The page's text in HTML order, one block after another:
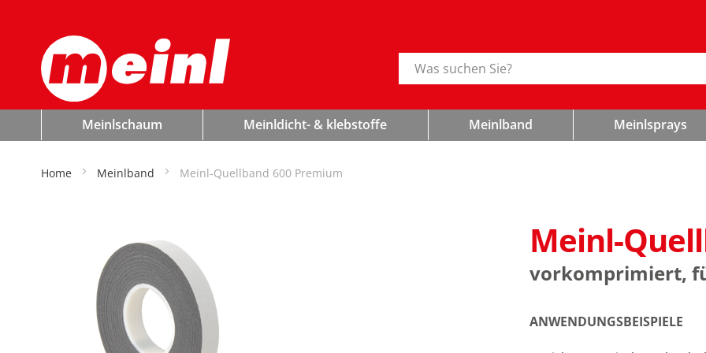
Suche
Meinlschaum Meinldicht- & klebstoffe Meinlband Meinlsprays
Home Meinlband Meinl-Quellband 600 Premium
Meinl-
vorkomprimiert,
ANWENDUNGSBEISPIELE